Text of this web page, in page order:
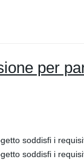
per
soddisfi i
soddisfi i